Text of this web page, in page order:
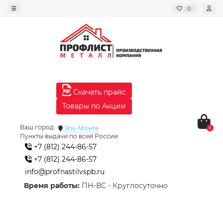
0
Скачать прайс
Товары по Акции
Ваш город:
Эль-Монте
Пункты выдачи по всей России
+7 (812) 244-86-57
+7 (812) 244-86-57
info@profnastilvspb.ru
Время работы: ПН-ВС - Круглосуточно
0